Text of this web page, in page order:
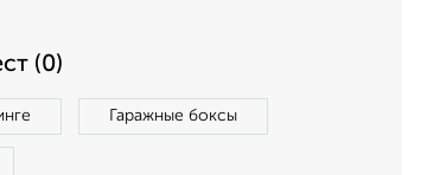
(0)
Гаражные боксы